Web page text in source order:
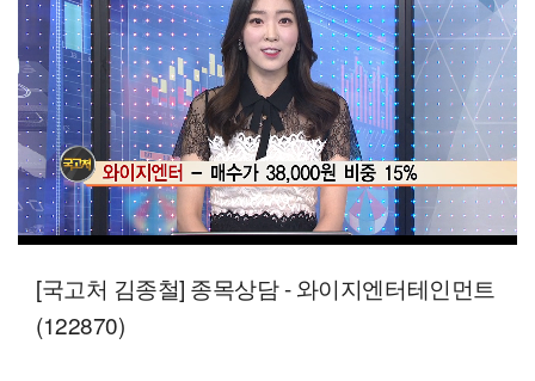
08:05 일반배속
[국고처 김종철] 종목상담 - 와이지엔터테인먼트
(122870)